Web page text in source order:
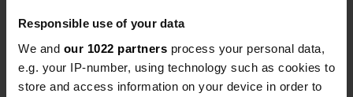
Responsible use of your data
We and our 1022 partners process your personal data,
e.g. your IP-number, using technology such as cookies to
store and access information on your device in order to
Contact
Emplacement
E25
Copie